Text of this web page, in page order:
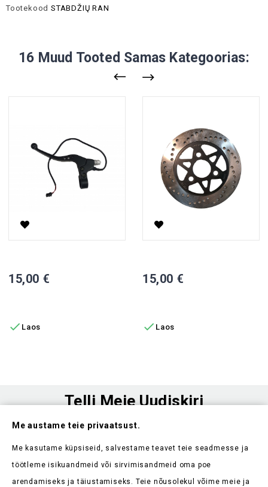
Tootekood STABDŽIŲ RAN
16 Muud Tooted Samas Kategoorias:
Hind
15,00 €
 Laos
Hind
15,00 €
 Laos
Telli Meie Uudiskiri
Ole esimene, kes saab teada meie uudistest ja kehtivatest
Me austame teie privaatsust.
Me kasutame küpsiseid, salvestame teavet teie seadmesse ja
töötleme isikuandmeid või sirvimisandmeid oma poe
arendamiseks ja täiustamiseks. Teie nõusolekul võime meie ja